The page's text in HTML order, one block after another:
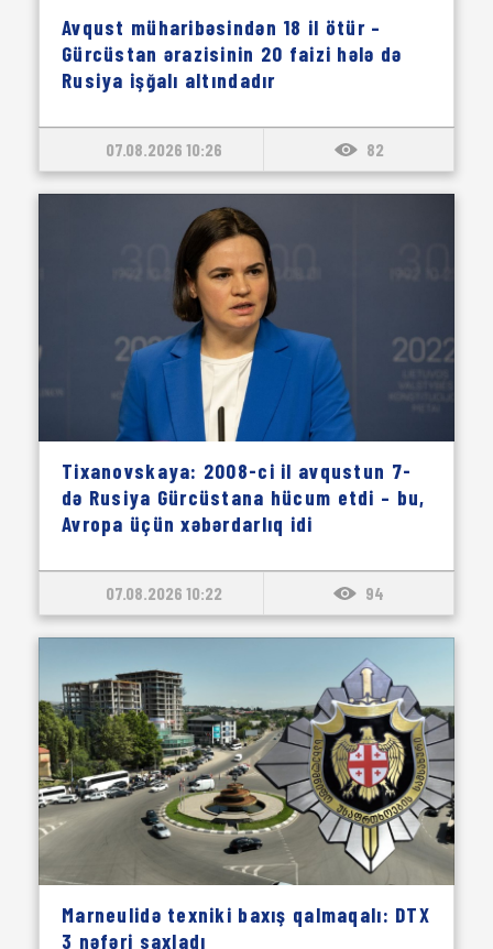
Avqust müharibəsindən 18 il ötür –
Gürcüstan ərazisinin 20 faizi hələ də
Rusiya işğalı altındadır
07.08.2026 10:26 82
Tixanovskaya: 2008-ci il avqustun 7-
də Rusiya Gürcüstana hücum etdi – bu,
Avropa üçün xəbərdarlıq idi
07.08.2026 10:22 94
Marneulidə texniki baxış qalmaqalı: DTX
3 nəfəri saxladı